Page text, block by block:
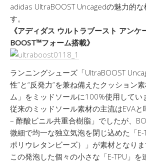
adidas UltraBOOST Uncagedの魅力的
す。
《アディダス ウルトラブースト アンケ
BOOST™フォーム搭載》
ランニングシューズ「UltraBOOST
性”と“反発力”を兼ね備えたクッション
ム」をミッドソールに100%使用してい
従来のミッドソール素材の主流はEVA
– 酢酸ビニル共重合樹脂」でしたが、
微細で均一な独立気泡を閉じ込めた「E-
ポリウレタンビーズ）」が素材となりま
この発泡した個々の小さな「E-TPU」を